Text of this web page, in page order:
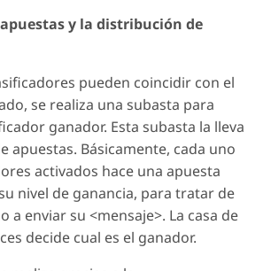
apuestas y la distribución de
pueden coincidir con el
se realiza una subasta para
ganador. Esta subasta la lleva
apuestas. Básicamente, cada uno
activados hace una apuesta
nivel de ganancia, para tratar de
a enviar su <mensaje>. La casa de
decide cual es el ganador.